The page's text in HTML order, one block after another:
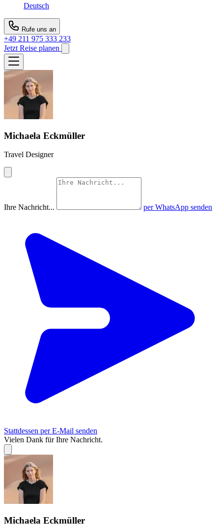
Deutsch
Rufe uns an
+49 211 975 333 233
Jetzt Reise planen
Michaela Eckmüller
Travel Designer
Ihre Nachricht... per WhatsApp senden
Stattdessen per E-Mail senden
Vielen Dank für Ihre Nachricht.
Michaela Eckmüller